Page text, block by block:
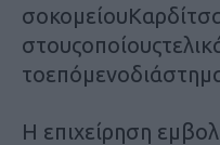
σοκομείου
στουςοποίους
τοεπόμενο
Η επιχείρηση